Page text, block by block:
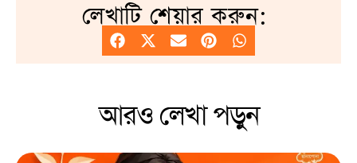
লেখাটি শেয়ার করুন:
আরও লেখা পড়ুন